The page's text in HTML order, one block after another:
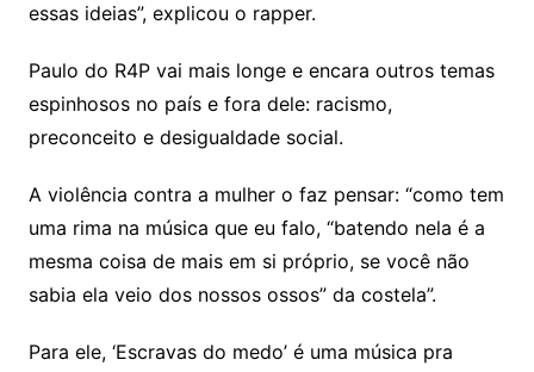
essas ideias”, explicou o rapper.
Paulo do R4P vai mais longe e encara outros temas
espinhosos no país e fora dele: racismo,
preconceito e desigualdade social.
A violência contra a mulher o faz pensar: “como tem
uma rima na música que eu falo, “batendo nela é a
mesma coisa de mais em si próprio, se você não
sabia ela veio dos nossos ossos” da costela”.
Para ele, ‘Escravas do medo’ é uma música pra